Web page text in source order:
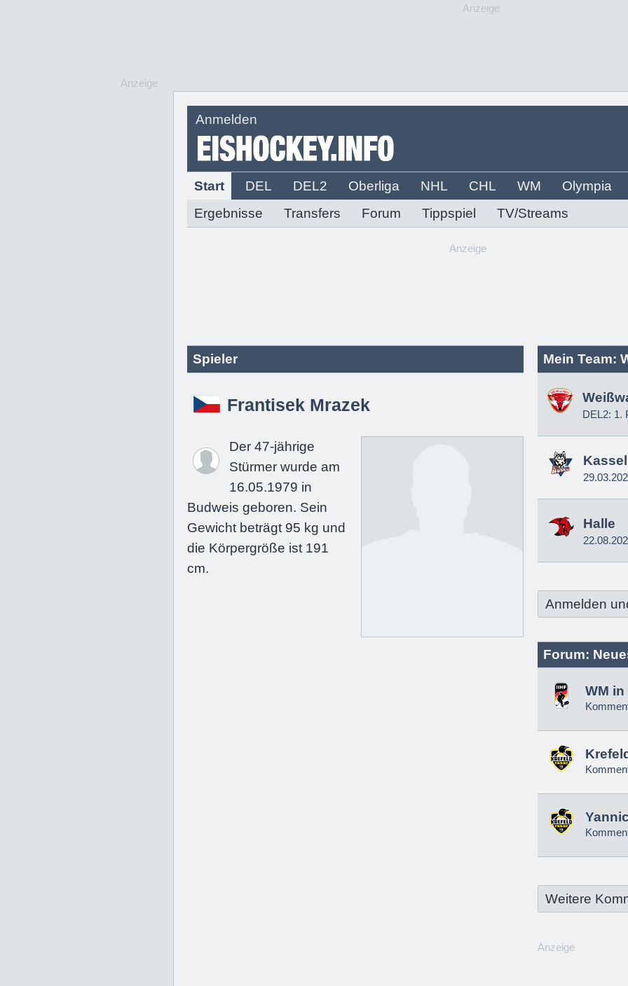
Anzeige
Anmelden
Start DEL DEL2 Oberliga NHL CHL WM
Olympia
Ergebnisse
Transfers Forum Tippspiel TV/Streams
Anzeige
Anzeige
Spieler
Frantisek Mrazek
Der 47-jährige
Stürmer wurde am
16.05.1979 in
Budweis geboren. Sein
Gewicht beträgt 95 kg und
die Körpergröße ist 191
cm.
Mein Team:
DEL2: 1.
Kassel
Halle
Anmelden
Forum:
WM
Weitere
Anzeige